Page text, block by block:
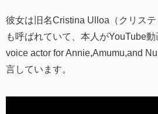
彼女は旧名Cristina Ulloa（クリス
も呼ばれていて、本人がYouTube
voice actor for Annie,Amumu,and
言しています。